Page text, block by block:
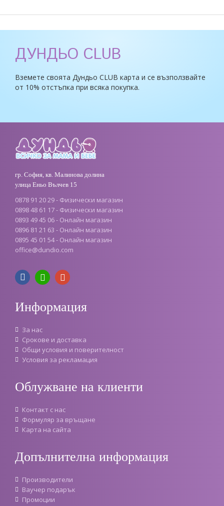
ДУНДЬО CLUB
Вземете своята Дундьо CLUB карта и се възползвайте
от 10% отстъпка при всяка покупка.
гр. София, кв. Малинова долина
улица Еньо Вълчев 15
0878 91 20 29 - Физически магазин
0898 48 61 17 - Физически магазин
0893 49 45 06 - Онлайн магазин
0896 81 21 63 - Онлайн магазин
0895 45 01 54 - Онлайн магазин
office@dundio.com
Информация
За нас
Срокове и доставка
Oбщи условия и поверителност
Условия за рекламация
Облужване на клиенти
Контакт с нас
Формуляр за връщане
Карта на сайта
Допълнителна информация
Производители
Ваучер подарък
Промоции